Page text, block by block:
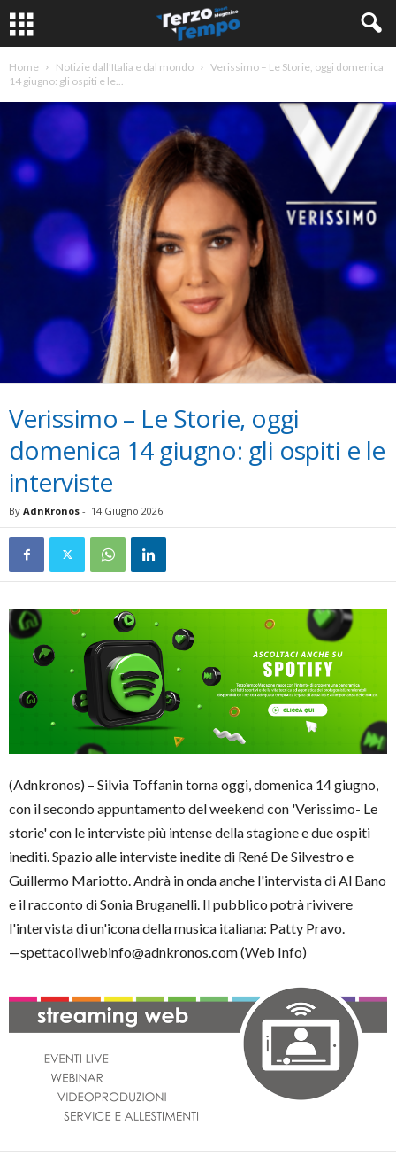
Home Notizie dall'Italia e dal mondo
Verissimo – Le Storie, oggi domenica
14 giugno: gli ospiti e le...
Verissimo – Le Storie, oggi
domenica 14 giugno: gli ospiti e le
interviste
By AdnKronos - 14 Giugno 2026
(Adnkronos) – Silvia Toffanin torna oggi, domenica 14 giugno,
con il secondo appuntamento del weekend con 'Verissimo- Le
storie' con le interviste più intense della stagione e due ospiti
inediti. Spazio alle interviste inedite di René De Silvestro e
Guillermo Mariotto. Andrà in onda anche l'intervista di Al Bano
e il racconto di Sonia Bruganelli. Il pubblico potrà rivivere
l'intervista di un'icona della musica italiana: Patty Pravo.
—spettacoliwebinfo@adnkronos.com (Web Info)